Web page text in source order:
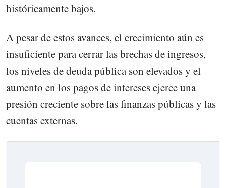
históricamente bajos.
A pesar de estos avances, el crecimiento aún es
insuficiente para cerrar las brechas de ingresos,
los niveles de deuda pública son elevados y el
aumento en los pagos de intereses ejerce una
presión creciente sobre las finanzas públicas y las
cuentas externas.